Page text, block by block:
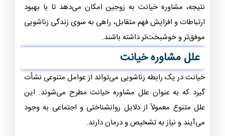
نتیجه، مشاوره خیانت به زوجین امکان می‌دهد تا با بهبود
ارتباطات و افزایش فهم متقابل، راهی به سوی زندگی زناشویی
موفق‌تر و خوشبخت‌تر داشته باشند.
علل مشاوره خیانت
خیانت در یک رابطه زناشویی می‌تواند از عوامل متنوعی نشأت
گیرد که به عنوان علل مشاوره خیانت مطرح می‌شوند. این
علل متنوع معمولاً از دلایل روانشناختی و اجتماعی به وجود
می‌آیند و نیاز به تشخیص و درمان دارند.